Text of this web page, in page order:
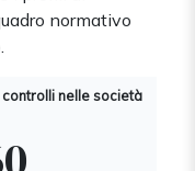
normativo
nelle società